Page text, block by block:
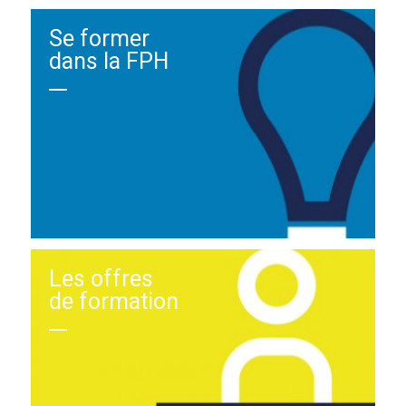
Se former
dans la FPH
Les offres
de formation